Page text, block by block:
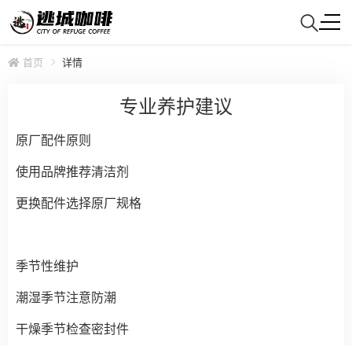
首页 详情
专业养护建议
原厂配件原则
使用品牌推荐清洁剂
更换配件选择原厂规格
季节性维护
潮湿季节注意防潮
干燥季节检查密封件